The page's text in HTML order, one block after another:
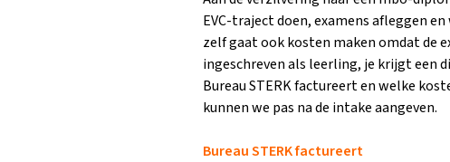
EVC-traject doen, examens afleggen
zelf gaat ook kosten maken omdat de
ingeschreven als leerling, je krijgt een
Bureau STERK factureert en welke
kunnen we pas na de intake aangeven.
Bureau STERK factureert